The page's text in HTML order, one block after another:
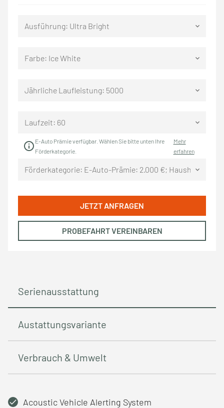
Ausführung: Ultra Bright keyboard_arrow_down
Farbe: Ice White keyboard_arrow_down
Jährliche Laufleistung: 5000 keyboard_arrow_down
Laufzeit: 60 keyboard_arrow_down
info E-Auto Prämie verfügbar. Wählen Sie bitte unten Ihre
Förderkategorie.
Mehr
erfahren
Förderkategorie: E-Auto-Prämie: 2.000 €; keyboard_arrow_down
JETZT ANFRAGEN
PROBEFAHRT VEREINBAREN
Serienausstattung
Austattungsvariante
Verbrauch & Umwelt
Acoustic Vehicle Alerting System